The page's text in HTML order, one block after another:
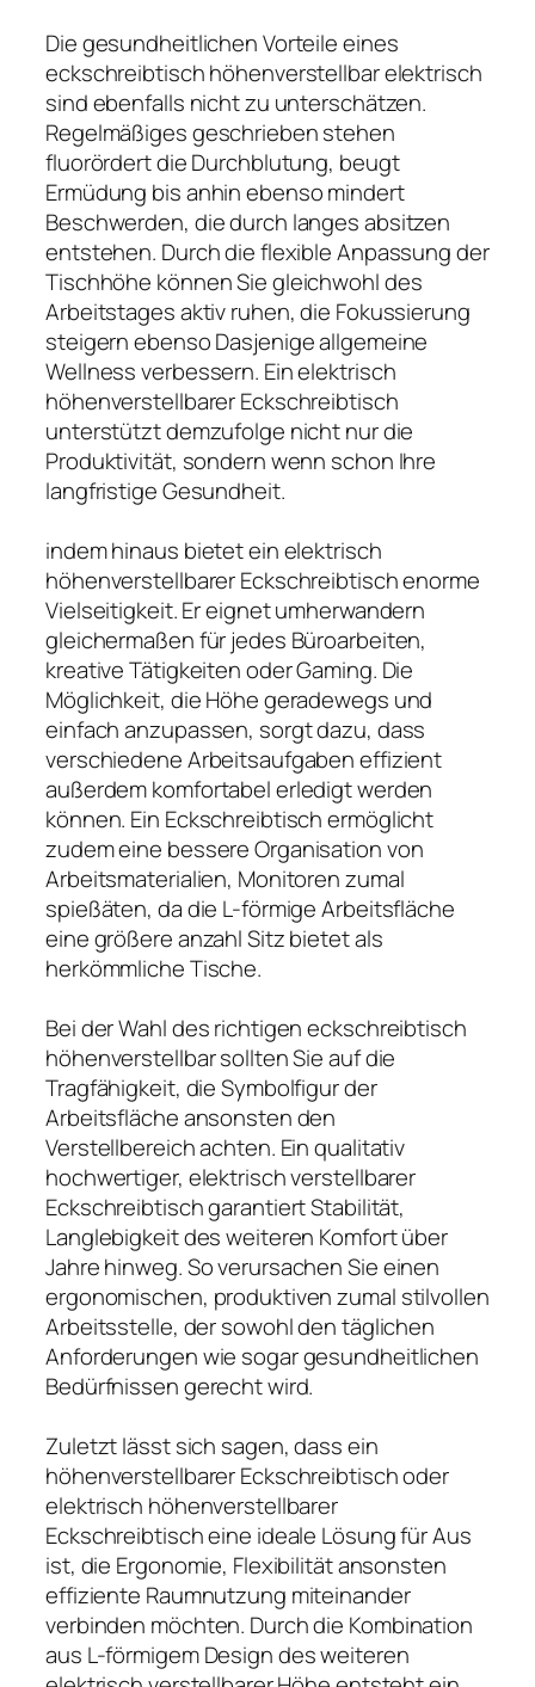
Die gesundheitlichen Vorteile eines
eckschreibtisch höhenverstellbar elektrisch
sind ebenfalls nicht zu unterschätzen.
Regelmäßiges geschrieben stehen
fluorördert die Durchblutung, beugt
Ermüdung bis anhin ebenso mindert
Beschwerden, die durch langes absitzen
entstehen. Durch die flexible Anpassung der
Tischhöhe können Sie gleichwohl des
Arbeitstages aktiv ruhen, die Fokussierung
steigern ebenso Dasjenige allgemeine
Wellness verbessern. Ein elektrisch
höhenverstellbarer Eckschreibtisch
unterstützt demzufolge nicht nur die
Produktivität, sondern wenn schon Ihre
langfristige Gesundheit.
indem hinaus bietet ein elektrisch
höhenverstellbarer Eckschreibtisch enorme
Vielseitigkeit. Er eignet umherwandern
gleichermaßen für jedes Büroarbeiten,
kreative Tätigkeiten oder Gaming. Die
Möglichkeit, die Höhe geradewegs und
einfach anzupassen, sorgt dazu, dass
verschiedene Arbeitsaufgaben effizient
außerdem komfortabel erledigt werden
können. Ein Eckschreibtisch ermöglicht
zudem eine bessere Organisation von
Arbeitsmaterialien, Monitoren zumal
spießäten, da die L-förmige Arbeitsfläche
eine größere anzahl Sitz bietet als
herkömmliche Tische.
Bei der Wahl des richtigen eckschreibtisch
höhenverstellbar sollten Sie auf die
Tragfähigkeit, die Symbolfigur der
Arbeitsfläche ansonsten den
Verstellbereich achten. Ein qualitativ
hochwertiger, elektrisch verstellbarer
Eckschreibtisch garantiert Stabilität,
Langlebigkeit des weiteren Komfort über
Jahre hinweg. So verursachen Sie einen
ergonomischen, produktiven zumal stilvollen
Arbeitsstelle, der sowohl den täglichen
Anforderungen wie sogar gesundheitlichen
Bedürfnissen gerecht wird.
Zuletzt lässt sich sagen, dass ein
höhenverstellbarer Eckschreibtisch oder
elektrisch höhenverstellbarer
Eckschreibtisch eine ideale Lösung für Aus
ist, die Ergonomie, Flexibilität ansonsten
effiziente Raumnutzung miteinander
verbinden möchten. Durch die Kombination
aus L-förmigem Design des weiteren